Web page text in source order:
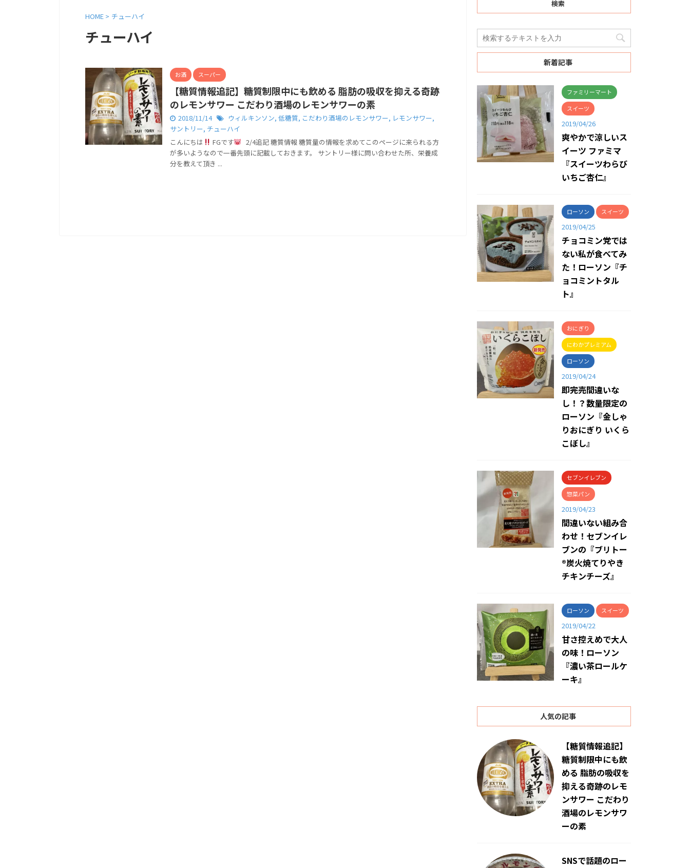
HOME > チューハイ
チューハイ
お酒 スーパー
【糖質情報追記】糖質制限中にも飲める 脂肪の吸収を抑える奇跡
のレモンサワー こだわり酒場のレモンサワーの素
2018/11/14 ウィルキンソン, 低糖質, こだわり酒場のレモンサワー, レモンサワー,
サントリー, チューハイ
こんにちは
FGです
2/4追記 糖質情報 糖質量の情報を求めてこのページに来られる方
が多いようなので一番先頭に記載しておきます。 サントリー様に問い合わせた所、栄養成
分を教えて頂き ...
検索
新着記事
ファミリーマート
スイーツ
2019/04/26
爽やかで涼しいス
イーツ ファミマ
『スイーツわらび
いちご杏仁』
ローソン スイーツ
2019/04/25
チョコミン党では
ない私が食べてみ
た！ローソン『チ
ョコミントタル
ト』
おにぎり
にわかプレミアム
ローソン
2019/04/24
即完売間違いな
し！？数量限定の
ローソン『金しゃ
りおにぎり いくら
こぼし』
セブンイレブン
惣菜パン
2019/04/23
間違いない組み合
わせ！セブンイレ
ブンの『ブリトー
®炭火焼てりやき
チキンチーズ』
ローソン スイーツ
2019/04/22
甘さ控えめで大人
の味！ローソン
『濃い茶ロールケ
ーキ』
人気の記事
【糖質情報追記】
糖質制限中にも飲
める 脂肪の吸収を
抑える奇跡のレモ
ンサワー こだわり
酒場のレモンサワ
ーの素
SNSで話題のロー